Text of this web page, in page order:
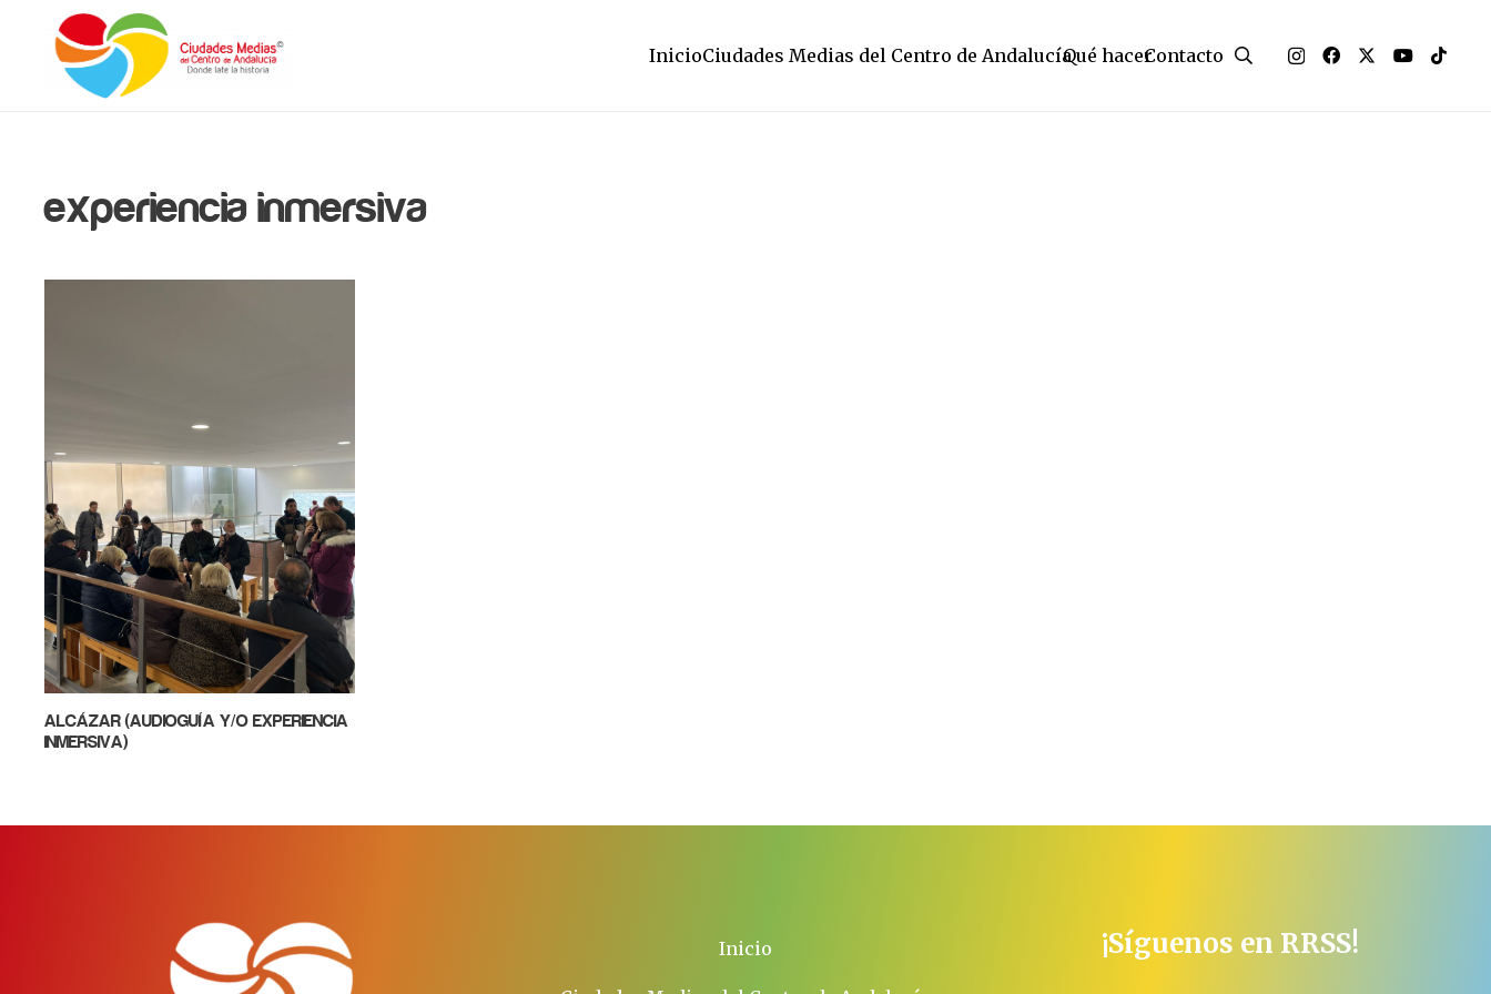
InicioCiudades Medias del Centro de AndalucíaQué hacerContacto
experiencia inmersiva
ALCÁZAR (AUDIOGUÍA Y/O EXPERIENCIA
INMERSIVA)
Inicio ¡Síguenos en RRSS!